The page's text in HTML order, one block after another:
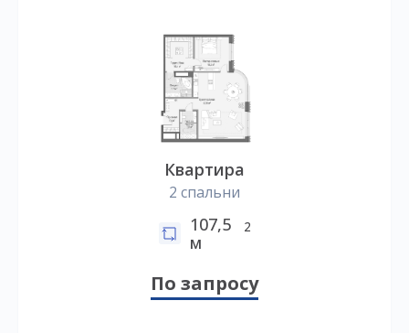
Квартира
2 спальни
107,5
м
2
По запросу